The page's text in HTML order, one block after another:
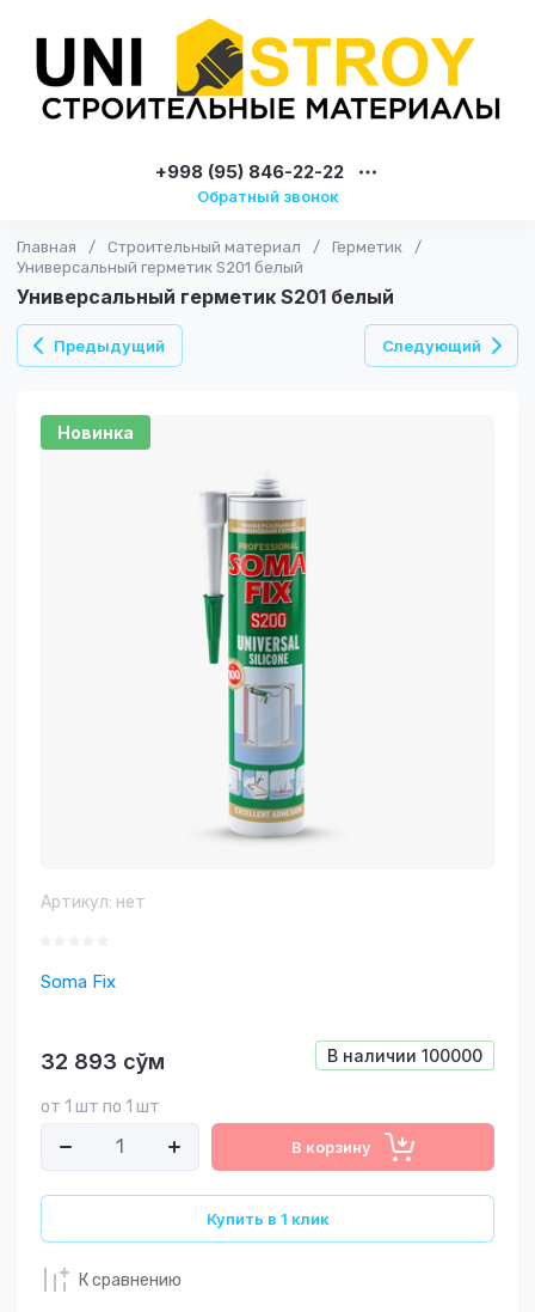
+998 (95) 846-22-22
Обратный звонок
Главная / Строительный материал / Герметик
/
Универсальный герметик S201 белый
Универсальный герметик S201 белый
Предыдущий Следующий
Новинка
Артикул: нет
Soma Fix
В наличии 100000
32 893 сўм
от 1 шт по 1 шт
В корзину
Купить в 1 клик
К сравнению